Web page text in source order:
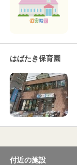
はばたき保育園
付近の施設